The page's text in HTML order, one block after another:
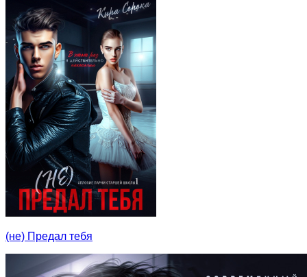
(не) Предал тебя